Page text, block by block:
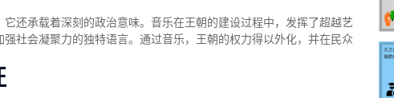
还承载着深刻的政治意味。音乐在王朝的建设过程中，发挥了超越艺
社会凝聚力的独特语言。通过音乐，王朝的权力得以外化，并在民众